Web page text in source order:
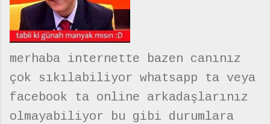
merhaba internette bazen canınız
çok sıkılabiliyor whatsapp ta veya
facebook ta online arkadaşlarınız
olmayabiliyor bu gibi durumlara